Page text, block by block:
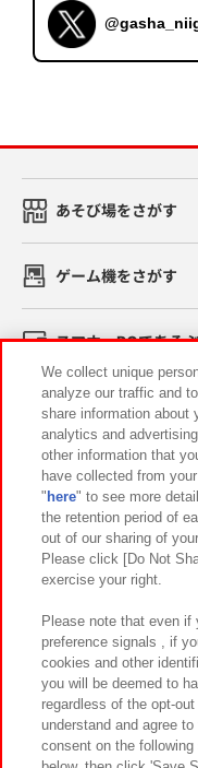
あそび場をさがす
ゲーム機をさがす
スマホ・PCであそぶ
イベント・キャンペ
関連会社 サ
プライバシーポリシー
お取引先さまと
カスタマーハラスメント対
We collect unique
analyze our traffic and
share information about
analytics and
other information that
have collected from
" here" to see more
the retention period of
out of our sharing of
Please click [Do Not
exercise your right.
Please note that even if
preference signals , if
cookies and other
you will be deemed to
regardless of the opt-
understand and agree
consent on the